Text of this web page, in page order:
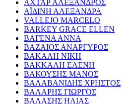
ΑΧΤΑΡ ΑΛΕΞΑΝΔΡΟΣ
ΑΪΔΙΝΗ ΑΛΕΞΑΝΔΡΑ
VALLEJO MARCELO
BARKEY GRACE ELLEN
ΒΑΓΕΝΑ ΑΝΝΑ
ΒΑΖΑΙΟΣ ΑΝΑΡΓΥΡΟΣ
ΒΑΚΑΛΗ ΝΙΚΗ
ΒΑΚΚΑΛΗ ΕΛΕΝΗ
ΒΑΚΟΥΣΗΣ ΜΑΝΟΣ
ΒΑΛΑΒΑΝΙΔΗΣ ΧΡΗΣΤΟΣ
ΒΑΛΑΡΗΣ ΓΙΩΡΓΟΣ
ΒΑΛΑΣΗΣ ΗΛΙΑΣ